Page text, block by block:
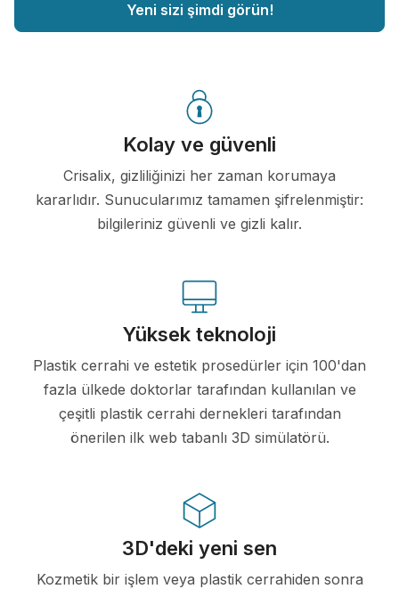
Yeni sizi şimdi görün!
Kolay ve güvenli
Crisalix, gizliliğinizi her zaman korumaya
kararlıdır. Sunucularımız tamamen şifrelenmiştir:
bilgileriniz güvenli ve gizli kalır.
Yüksek teknoloji
Plastik cerrahi ve estetik prosedürler için 100'dan
fazla ülkede doktorlar tarafından kullanılan ve
çeşitli plastik cerrahi dernekleri tarafından
önerilen ilk web tabanlı 3D simülatörü.
3D'deki yeni sen
Kozmetik bir işlem veya plastik cerrahiden sonra